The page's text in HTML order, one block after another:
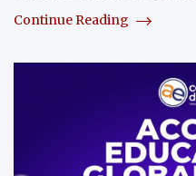
Continue Reading